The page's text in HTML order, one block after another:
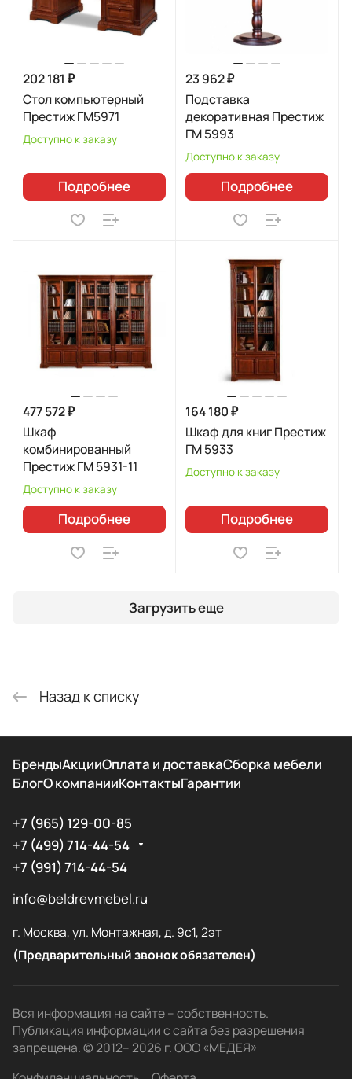
202 181 ₽
Стол компьютерный
Престиж ГМ5971
Доступно к заказу
Подробнее
23 962 ₽
Подставка
декоративная Престиж
ГМ 5993
Доступно к заказу
Подробнее
477 572 ₽
Шкаф
комбинированный
Престиж ГМ 5931-11
Доступно к заказу
Подробнее
164 180 ₽
Шкаф для книг Престиж
ГМ 5933
Доступно к заказу
Подробнее
Загрузить еще
Назад к списку
БрендыАкцииОплата и доставкаСборка мебели
БлогО компанииКонтактыГарантии
+7 (965) 129-00-85
+7 (499) 714-44-54
+7 (991) 714-44-54
info@beldrevmebel.ru
г. Москва, ул. Монтажная, д. 9с1, 2эт
(Предварительный звонок обязателен)
Вся информация на сайте – собственность.
Публикация информации с сайта без разрешения
запрещена. © 2012– 2026 г. ООО «МЕДЕЯ»